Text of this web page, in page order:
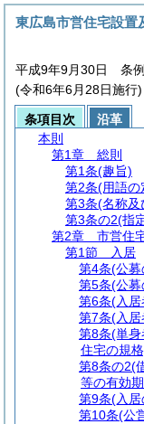
東広島市営住宅設置
平成9年9月30日 条
(令和6年6月28日施行)
条項目次
沿革
本則
第1章
総則
第1条(趣旨)
第2条(用語の
第3条(名称及
第3条の2(指
第2章
市営住
第1節
入居
第4条(公募
第5条(公募
第6条(入居
第7条(入居
第8条(単身
住宅の規
第8条の2(
等の有効
第9条(入居
第10条(公